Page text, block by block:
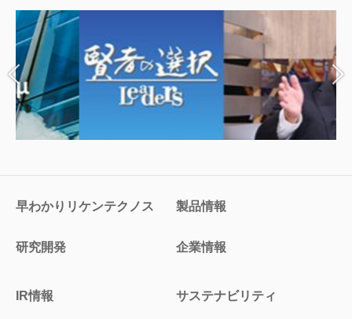
早わかりリケンテクノス 製品情報
研究開発 企業情報
IR情報 サステナビリティ